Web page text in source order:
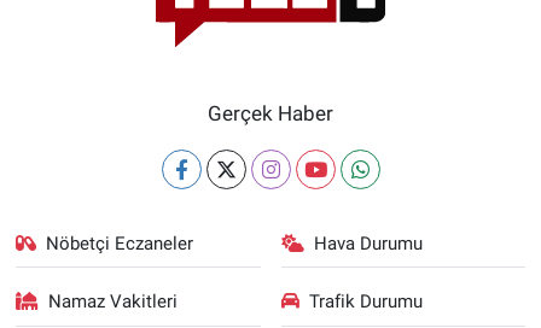
Gerçek Haber
Nöbetçi Eczaneler Hava Durumu
Namaz Vakitleri Trafik Durumu